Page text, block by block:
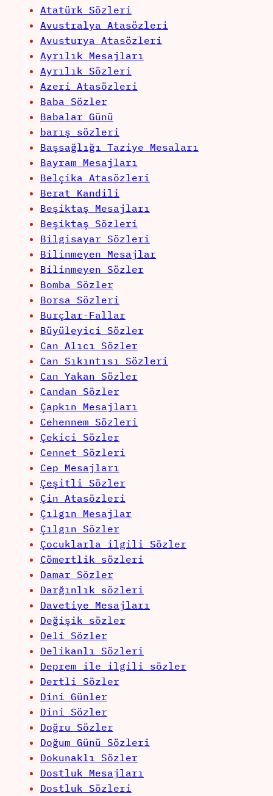
Atatürk Sözleri
Avustralya Atasözleri
Avusturya Atasözleri
Ayrılık Mesajları
Ayrılık Sözleri
Azeri Atasözleri
Baba Sözler
Babalar Günü
barış sözleri
Başsağlığı Taziye Mesaları
Bayram Mesajları
Belçika Atasözleri
Berat Kandili
Beşiktaş Mesajları
Beşiktaş Sözleri
Bilgisayar Sözleri
Bilinmeyen Mesajlar
Bilinmeyen Sözler
Bomba Sözler
Borsa Sözleri
Burçlar-Fallar
Büyüleyici Sözler
Can Alıcı Sözler
Can Sıkıntısı Sözleri
Can Yakan Sözler
Candan Sözler
Çapkın Mesajları
Cehennem Sözleri
Çekici Sözler
Cennet Sözleri
Cep Mesajları
Çeşitli Sözler
Çin Atasözleri
Çılgın Mesajlar
Çılgın Sözler
Çocuklarla ilgili Sözler
Cömertlik sözleri
Damar Sözler
Darğınlık sözleri
Davetiye Mesajları
Değişik sözler
Deli Sözler
Delikanlı Sözleri
Deprem ile ilgili sözler
Dertli Sözler
Dini Günler
Dini Sözler
Doğru Sözler
Doğum Günü Sözleri
Dokunaklı Sözler
Dostluk Mesajları
Dostluk Sözleri